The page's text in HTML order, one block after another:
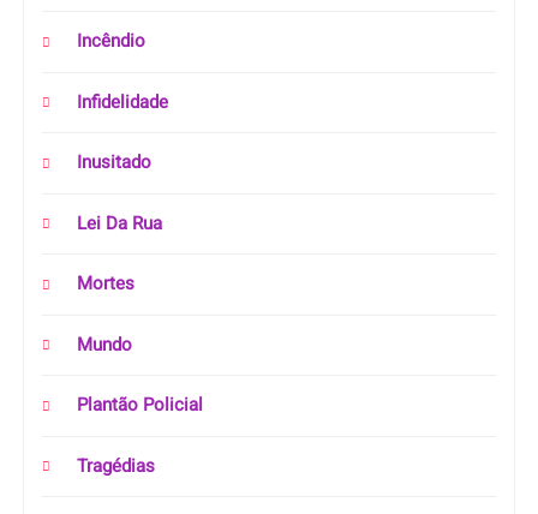
Incêndio
Infidelidade
Inusitado
Lei Da Rua
Mortes
Mundo
Plantão Policial
Tragédias